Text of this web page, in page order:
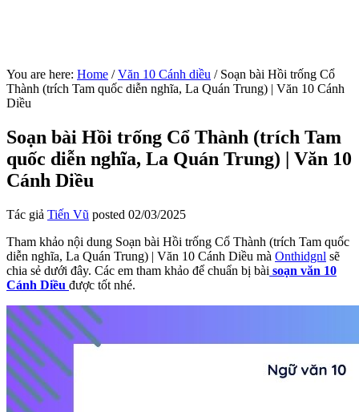
You are here: Home / Văn 10 Cánh diều /Soạn bài Hồi trống Cổ
Thành (trích Tam quốc diễn nghĩa, La Quán Trung) | Văn 10 Cánh
Diều
Soạn bài Hồi trống Cổ Thành (trích Tam
quốc diễn nghĩa, La Quán Trung) | Văn 10
Cánh Diều
Tác giả Tiến Vũ posted 02/03/2025
Tham khảo nội dung Soạn bài Hồi trống Cổ Thành (trích Tam quốc
diễn nghĩa, La Quán Trung) | Văn 10 Cánh Diều mà Onthidgnl sẽ
chia sẻ dưới đây. Các em tham khảo để chuẩn bị bài soạn văn 10
Cánh Diều được tốt nhé.